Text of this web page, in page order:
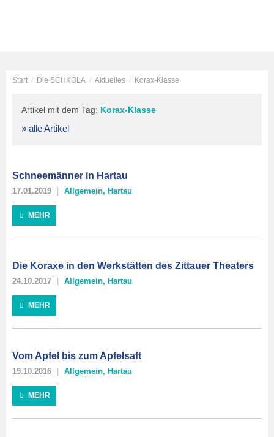
Start / Die SCHKOLA / Aktuelles / Korax-Klasse
Artikel mit dem Tag: Korax-Klasse
» alle Artikel
Schneemänner in Hartau
17.01.2019 Allgemein, Hartau
MEHR
Die Koraxe in den Werkstätten des Zittauer Theaters
24.10.2017 Allgemein, Hartau
MEHR
Vom Apfel bis zum Apfelsaft
19.10.2016 Allgemein, Hartau
MEHR